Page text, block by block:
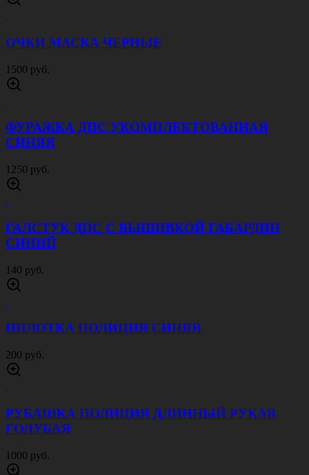
ОЧКИ МАСКА ЧЕРНЫЕ
1500 руб.
ФУРАЖКА ДПС УКОМПЛЕКТОВАННАЯ
СИНЯЯ
1250 руб.
ГАЛСТУК ДПС С ВЫШИВКОЙ ГАБАРДИН
СИНИЙ
140 руб.
ПИЛОТКА ПОЛИЦИЯ СИНЯЯ
200 руб.
РУБАШКА ПОЛИЦИЯ ДЛИННЫЙ РУКАВ
ГОЛУБАЯ
1000 руб.